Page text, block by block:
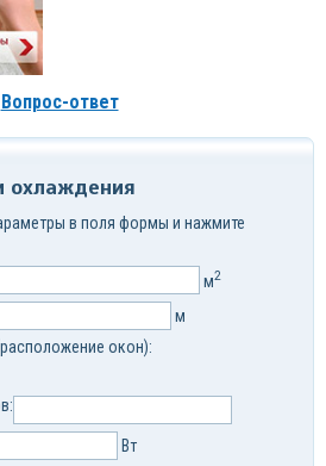
Вопрос-ответ
охлаждения
в поля формы и нажмите
м2
м
окон):
Вт